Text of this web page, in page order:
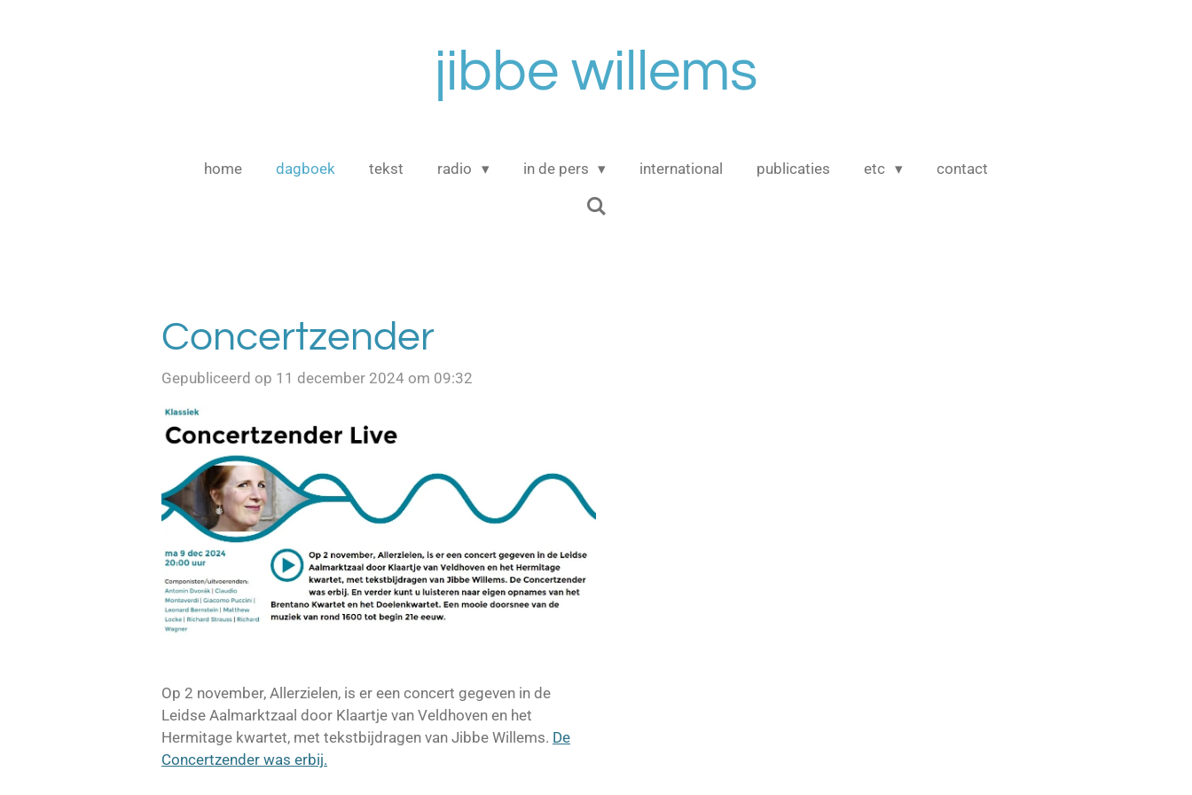
jibbe willems
home dagboek tekst radio in de pers international publicaties etc contact
Concertzender
Gepubliceerd op 11 december 2024 om 09:32
Op 2 november, Allerzielen, is er een concert gegeven in de
Leidse Aalmarktzaal door Klaartje van Veldhoven en het
Hermitage kwartet, met tekstbijdragen van Jibbe Willems. De
Concertzender was erbij.